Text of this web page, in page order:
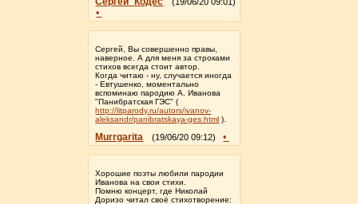
•
Сергей, Вы совершенно правы,
наверное. А для меня за строками
стихов всегда стоит автор.
Когда читаю - ну, случается иногда
- Евтушенко, моментально
вспоминаю пародию А. Иванова
"Панибратская ГЭС" (
http://litparody.ru/autors/ivanov-
aleksandr/panibratskaya-ges.html ).
Murrgarita (19/06/20 09:12) •
Хорошие поэты любили пародии
Иванова на свои стихи.
Помню концерт, где Николай
Доризо читал своё стихотворение: